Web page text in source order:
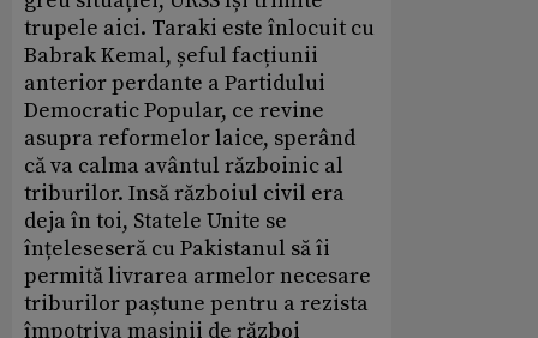
trupele aici. Taraki este înlocuit cu
Babrak Kemal, șeful facțiunii
anterior perdante a Partidului
Democratic Popular, ce revine
asupra reformelor laice, sperând
că va calma avântul războinic al
triburilor. Insă războiul civil era
deja în toi, Statele Unite se
înțeleseseră cu Pakistanul să îi
permită livrarea armelor necesare
triburilor paștune pentru a rezista
împotriva mașinii de război